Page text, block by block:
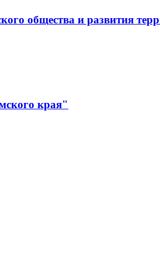
общества и развития
края"